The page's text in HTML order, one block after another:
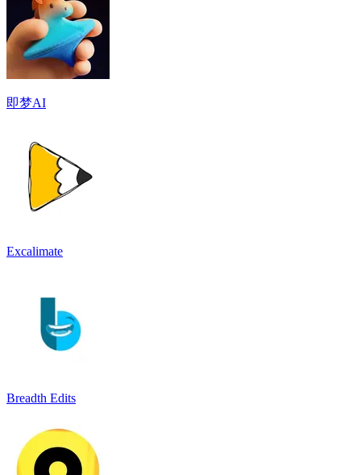
即梦AI
Excalimate
Breadth Edits